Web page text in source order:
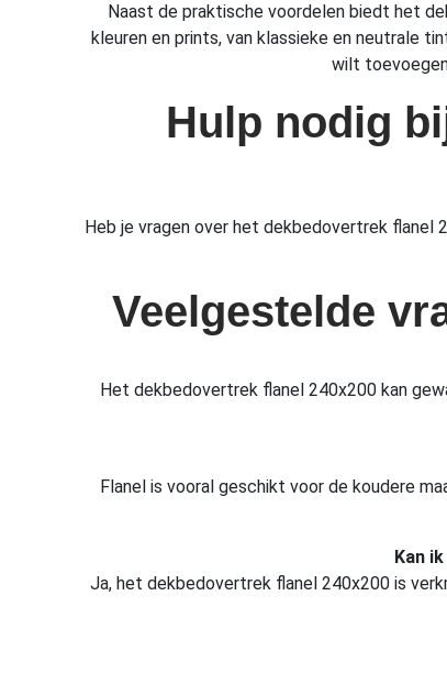
Naast de praktische voordelen biedt het
kleuren en prints, van klassieke en neutrale
wilt
Hulp nodig
Heb je vragen over het dekbedovertrek flanel
Veelgestelde
Het dekbedovertrek flanel 240x200 kan
Flanel is vooral geschikt voor de koudere
Kan
Ja, het dekbedovertrek flanel 240x200 is